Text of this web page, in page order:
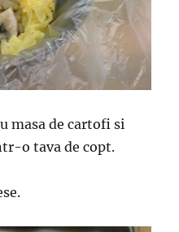
masa de cartofi si
o tava de copt.